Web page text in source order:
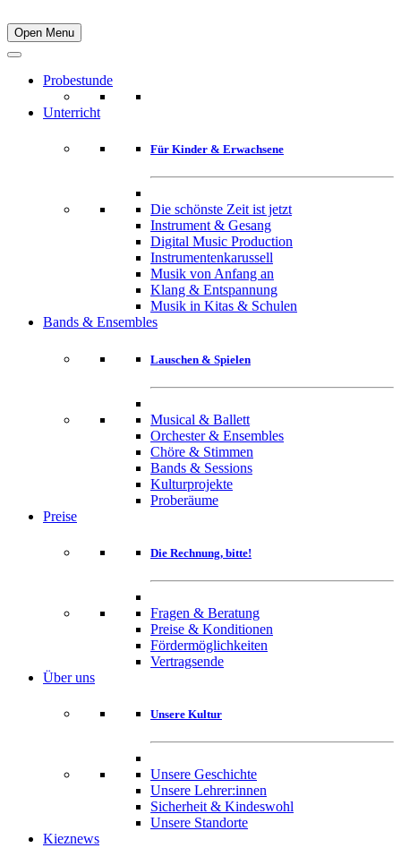
Open Menu
Probestunde
Unterricht
Für Kinder & Erwachsene
Die schönste Zeit ist jetzt
Instrument & Gesang
Digital Music Production
Instrumentenkarussell
Musik von Anfang an
Klang & Entspannung
Musik in Kitas & Schulen
Bands & Ensembles
Lauschen & Spielen
Musical & Ballett
Orchester & Ensembles
Chöre & Stimmen
Bands & Sessions
Kulturprojekte
Proberäume
Preise
Die Rechnung, bitte!
Fragen & Beratung
Preise & Konditionen
Fördermöglichkeiten
Vertragsende
Über uns
Unsere Kultur
Unsere Geschichte
Unsere Lehrer:innen
Sicherheit & Kindeswohl
Unsere Standorte
Kieznews